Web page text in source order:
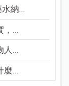
納...
，...
人...
麼...